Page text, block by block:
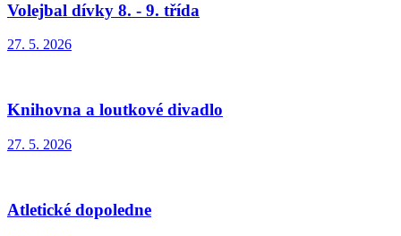
Volejbal dívky 8. - 9. třída
27. 5. 2026
Knihovna a loutkové divadlo
27. 5. 2026
Atletické dopoledne